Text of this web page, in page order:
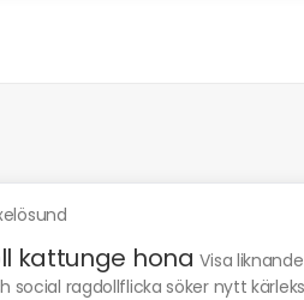
kattunge hona Visa liknande
social ragdollflicka söker nytt